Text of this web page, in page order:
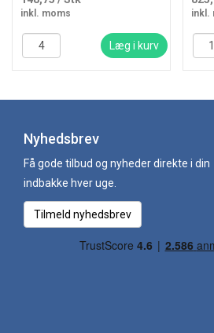
inkl. moms
Læg i kurv
inkl.
Nyhedsbrev
Få gode tilbud og nyheder direkte i din
indbakke hver uge.
Tilmeld nyhedsbrev